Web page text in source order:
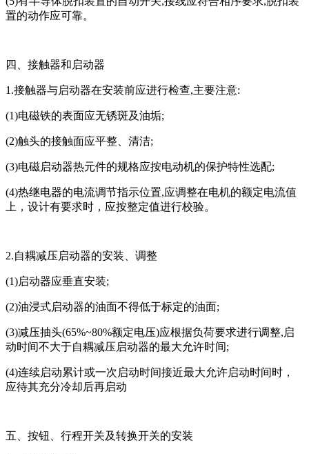
置的动作应可靠。
四、接触器和启动器
1.接触器与启动器在安装前应进行检查,主要注意:
(1)电磁铁的表面应无锈斑及油垢;
(2)触头的接触面应平整、清洁;
(3)电磁启动器热元件的规格应按电动机的保护特性选配;
(4)热继电器的电流调节指示位置,应调整在电机的额定电流值
上，设计有要求时，应按整定值进行校验。
2.自耦减压启动器的安装、调整
(1)启动器应垂直安装;
(2)油浸式启动器的油面不得低于标定的油面;
(3)减压抽头(65%~80%额定电压)应根据负荷要求进行调整,启
动时间不大于自耦减压启动器的最大允许时间;
(4)连续启动累计或一次启动时间接近最大允许启动时间时，
应待其充分冷却后再启动
五、按钮、行程开关及转换开关的安装